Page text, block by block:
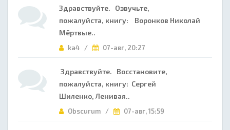
Здравствуйте. Озвучьте,
пожалуйста, книгу: Воронков Николай
Мёртвые..
ka4 / 07-авг, 20:27
Здравствуйте. Восстановите,
пожалуйста, книгу: Сергей
Шиленко, Ленивая..
Obscurum / 07-авг, 15:59